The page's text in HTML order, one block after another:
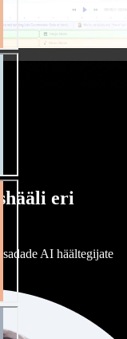
eri
AI häältegijate